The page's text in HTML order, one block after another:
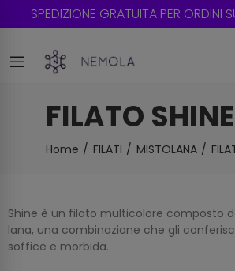
SPEDIZIONE GRATUITA PER ORDINI
FILATO
Home FILATI MISTOLANA
Shine è un filato multicolore composto
lana, una combinazione che gli
soffice e morbida.